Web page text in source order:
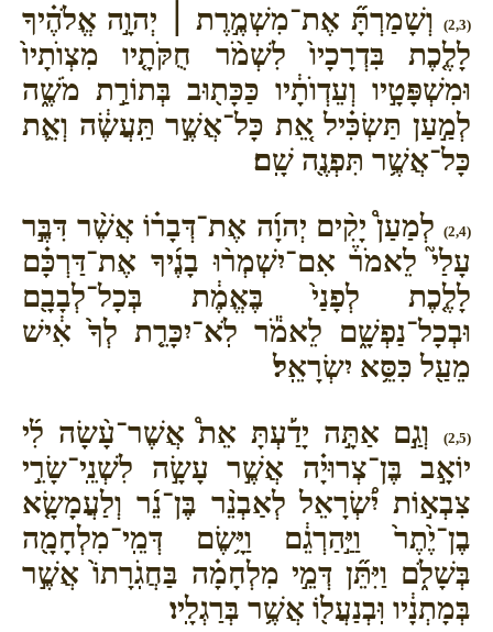
(2,3)
וְשָׁמַרְתָּ֞ אֶת־מִשְׁמֶ֣רֶת ׀ יְהוָ֣ה אֱלֹהֶ֗יךָ
לָלֶ֤כֶת בִּדְרָכָיו֙ לִשְׁמֹ֨ר חֻקֹּתָ֤יו מִצְוֺתָיו֙
וּמִשְׁפָּטָ֣יו וְעֵדְוֺתָ֔יו כַּכָּת֖וּב בְּתוֹרַ֣ת מֹשֶׁ֑ה
לְמַ֣עַן תַּשְׂכִּ֗יל אֵ֚ת כָּל־אֲשֶׁ֣ר תַּֽעֲשֶׂ֔ה וְאֵ֛ת
כָּל־אֲשֶׁ֥ר תִּפְנֶ֖ה שָֽׁם׃
(2,4)
לְמַעַן֩ יָקִ֨ים יְהוָ֜ה אֶת־דְּבָר֗וֹ אֲשֶׁ֨ר דִּבֶּ֣ר
עָלַי֮ לֵאמֹר֒ אִם־יִשְׁמְר֨וּ בָנֶ֜יךָ אֶת־דַּרְכָּ֗ם
לָלֶ֤כֶת לְפָנַי֙ בֶּאֱמֶ֔ת בְּכָל־לְבָבָ֖ם
וּבְכָל־נַפְשָׁ֑ם לֵאמֹ֕ר לֹֽא־יִכָּרֵ֤ת לְךָ֙ אִ֔ישׁ
מֵעַ֖ל כִּסֵּ֥א יִשְׂרָאֵֽל׃
(2,5)
וְגַ֣ם אַתָּ֣ה יָדַ֡עְתָּ אֵת֩ אֲשֶׁר־עָ֨שָׂה לִ֜י
יוֹאָ֣ב בֶּן־צְרוּיָ֗ה אֲשֶׁ֣ר עָשָׂ֣ה לִשְׁנֵֽי־שָׂרֵ֣י
צִבְא֣וֹת יִ֠שְׂרָאֵל לְאַבְנֵ֨ר בֶּן־נֵ֜ר וְלַעֲמָשָׂ֤א
בֶן־יֶ֙תֶר֙ וַיַּ֣הַרְגֵ֔ם וַיָּ֥שֶׂם דְּמֵֽי־מִלְחָמָ֖ה
בְּשָׁלֹ֑ם וַיִּתֵּ֞ן דְּמֵ֣י מִלְחָמָ֗ה בַּחֲגֹֽרָתוֹ֙ אֲשֶׁ֣ר
בְּמָתְנָ֔יו וּֽבְנַעֲל֖וֹ אֲשֶׁ֥ר בְּרַגְלָֽיו׃